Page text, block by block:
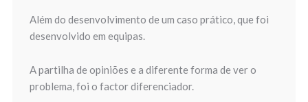
Além do desenvolvimento de um caso prático, que foi
desenvolvido em equipas.
A partilha de opiniões e a diferente forma de ver o
problema, foi o factor diferenciador.